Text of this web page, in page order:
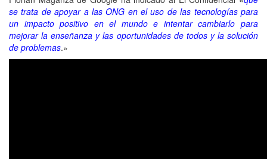
se trata de apoyar a las ONG en el uso de las tecnologías para
un impacto positivo en el mundo e intentar cambiarlo para
mejorar la enseñanza y las oportunidades de todos y la solución
de problemas.»